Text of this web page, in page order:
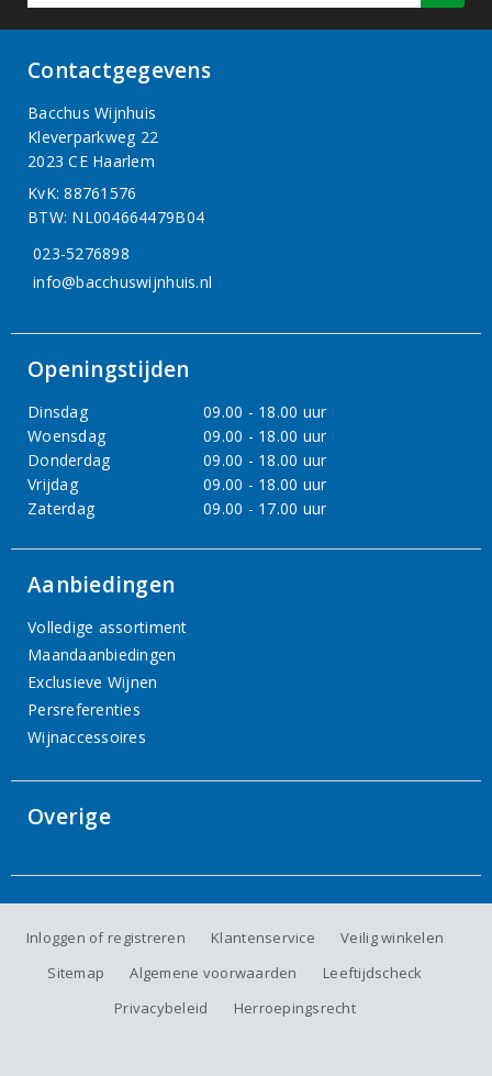
Contactgegevens
Bacchus Wijnhuis
Kleverparkweg 22
2023 CE Haarlem
KvK: 88761576
BTW: NL004664479B04
023-5276898
info@bacchuswijnhuis.nl
Openingstijden
Dinsdag
09.00 - 18.00 uur
Woensdag
09.00 - 18.00 uur
Donderdag
09.00 - 18.00 uur
Vrijdag
09.00 - 18.00 uur
Zaterdag
09.00 - 17.00 uur
Aanbiedingen
Volledige assortiment
Maandaanbiedingen
Exclusieve Wijnen
Persreferenties
Wijnaccessoires
Overige
Inloggen of registreren Klantenservice
Veilig winkelen
Sitemap
Algemene voorwaarden
Leeftijdscheck
Privacybeleid
Herroepingsrecht